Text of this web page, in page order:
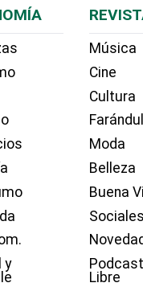
y
Música
Cine
Cultura
Moda
Belleza
Buena
Sociales
Libre